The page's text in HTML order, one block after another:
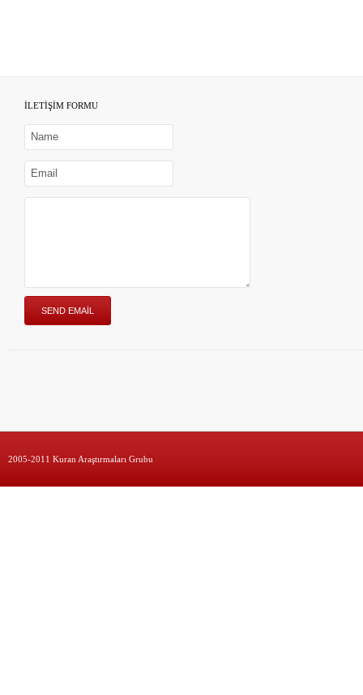
İLETİŞİM FORMU
2005-2011 Kuran Araştırmaları Grubu